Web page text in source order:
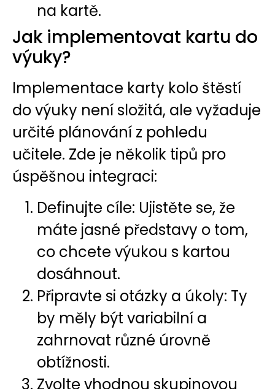
na kartě.
Jak implementovat kartu do
výuky?
Implementace karty kolo štěstí
do výuky není složitá, ale vyžaduje
určité plánování z pohledu
učitele. Zde je několik tipů pro
úspěšnou integraci:
Definujte cíle: Ujistěte se, že
máte jasné představy o tom,
co chcete výukou s kartou
dosáhnout.
Připravte si otázky a úkoly: Ty
by měly být variabilní a
zahrnovat různé úrovně
obtížnosti.
Zvolte vhodnou skupinovou